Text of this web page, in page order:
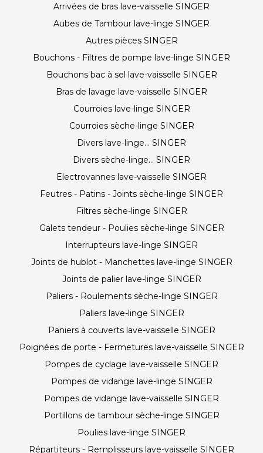
Arrivées de bras lave-vaisselle SINGER
Aubes de Tambour lave-linge SINGER
Autres pièces SINGER
Bouchons - Filtres de pompe lave-linge SINGER
Bouchons bac à sel lave-vaisselle SINGER
Bras de lavage lave-vaisselle SINGER
Courroies lave-linge SINGER
Courroies sèche-linge SINGER
Divers lave-linge... SINGER
Divers sèche-linge... SINGER
Electrovannes lave-vaisselle SINGER
Feutres - Patins - Joints sèche-linge SINGER
Filtres sèche-linge SINGER
Galets tendeur - Poulies sèche-linge SINGER
Interrupteurs lave-linge SINGER
Joints de hublot - Manchettes lave-linge SINGER
Joints de palier lave-linge SINGER
Paliers - Roulements sèche-linge SINGER
Paliers lave-linge SINGER
Paniers à couverts lave-vaisselle SINGER
Poignées de porte - Fermetures lave-vaisselle SINGER
Pompes de cyclage lave-vaisselle SINGER
Pompes de vidange lave-linge SINGER
Pompes de vidange lave-vaisselle SINGER
Portillons de tambour sèche-linge SINGER
Poulies lave-linge SINGER
Répartiteurs - Remplisseurs lave-vaisselle SINGER